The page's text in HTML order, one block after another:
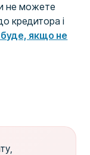
не можете
кредитора і
якщо не